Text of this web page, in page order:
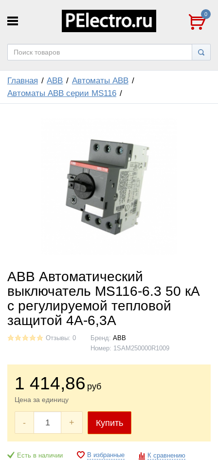
0
Главная ABB
Автоматы ABB
Автоматы ABB cерии MS116
ABB Автоматический
выключатель MS116-6.3 50 кА
с регулируемой тепловой
защитой 4A-6,3А
Отзывы: 0 Бренд: ABB
Номер: 1SAM250000R1009
1 414,86 руб
Цена за единицу
- + Купить
Есть в наличии В избранные К сравнению